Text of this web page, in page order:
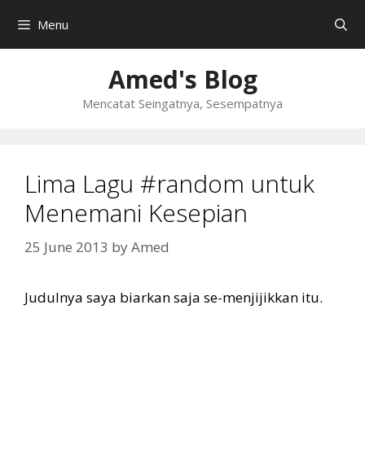
content
Menu
Amed's Blog
Mencatat Seingatnya, Sesempatnya
Lima Lagu #random untuk
Menemani Kesepian
25 June 2013 byAmed
Judulnya saya biarkan saja se-menjijikkan itu.